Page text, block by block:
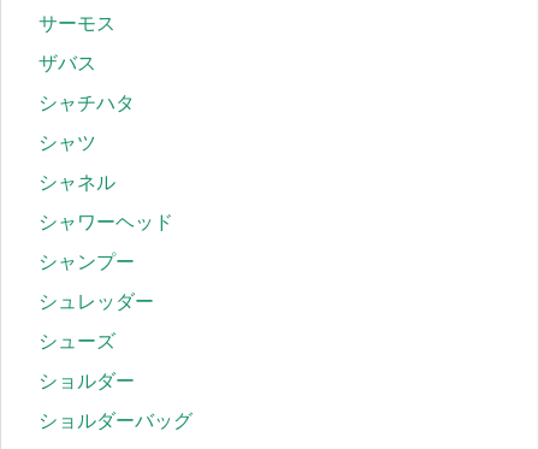
サーモス
ザバス
シャチハタ
シャツ
シャネル
シャワーヘッド
シャンプー
シュレッダー
シューズ
ショルダー
ショルダーバッグ